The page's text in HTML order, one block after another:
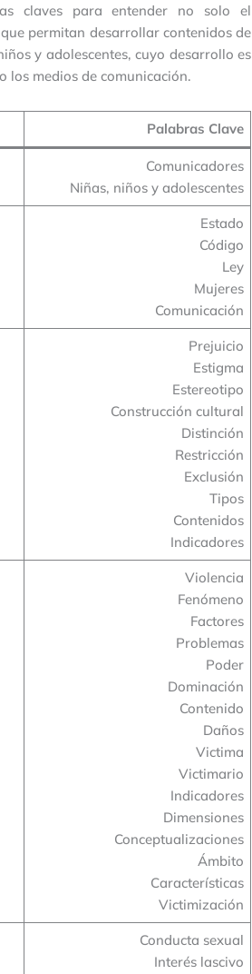
claves para entender no solo el
permitan desarrollar contenidos de
y adolescentes, cuyo desarrollo es
los medios de comunicación.
Palabras Clave
Comunicadores
Niñas, niños y adolescentes
Estado
Código
Ley
Mujeres
Comunicación
Prejuicio
Estigma
Estereotipo
Construcción cultural
Distinción
Restricción
Exclusión
Tipos
Contenidos
Indicadores
Violencia
Fenómeno
Factores
Problemas
Poder
Dominación
Contenido
Daños
Victima
Victimario
Indicadores
Dimensiones
Conceptualizaciones
Ámbito
Características
Victimización
Conducta sexual
Interés lascivo